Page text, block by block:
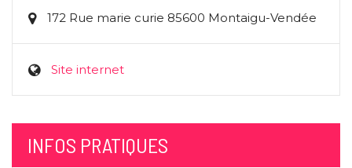
172 Rue marie curie 85600 Montaigu-Vendée
Site internet
INFOS PRATIQUES